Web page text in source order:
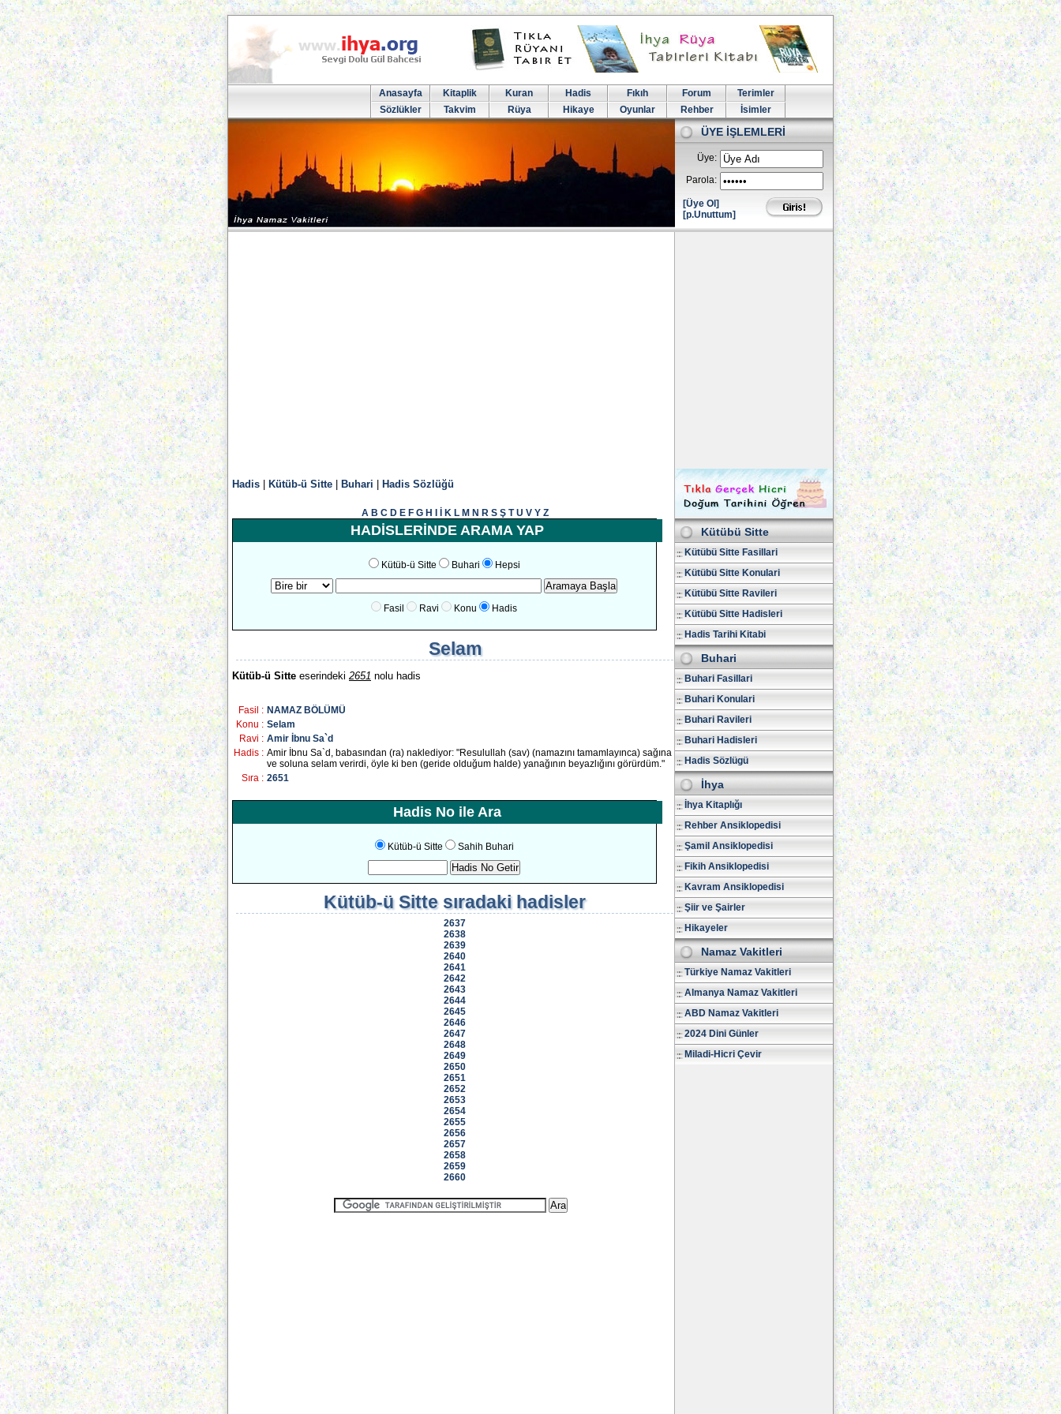
Anasayfa Kitaplik Kuran Hadis Fıkıh Forum
Terimler
Sözlükler
Takvim Rüya Hikaye Oyunlar Rehber İsimler
ÜYE İŞLEMLERİ
Üye:
Parola:
[Üye Ol]
[p.Unuttum]
Hadis Kütüb-ü Sitte Buhari Hadis Sözlüğü
A B C D E F G H K L M N R S Ş T U V Y Z
HADİSLERİNDE ARAMA YAP
Kütüb-ü Sitte Buhari Hepsi
Fasil Ravi Konu Hadis
Selam
Kütüb-ü Sitte eserindeki 2651 nolu hadis
Fasil : NAMAZ BÖLÜMÜ
Konu : Selam
Ravi : Amir İbnu Sa`d
Hadis : Amir İbnu Sa`d, babasından (ra) naklediyor: "Resulullah (sav) (namazını tamamlayınca) sağına
ve soluna selam verirdi, öyle ki ben (geride olduğum halde) yanağının beyazlığını görürdüm."
Sıra : 2651
Hadis No ile Ara
Kütüb-ü Sitte Sahih Buhari
Kütüb-ü Sittesıradaki hadisler
2637
2638
2639
2640
2641
2642
2643
2644
2645
2646
2647
2648
2649
2650
2651
2652
2653
2654
2655
2656
2657
2658
2659
2660
Kütübü Sitte
Kütübü Sitte Fasillari
Kütübü Sitte Konulari
Kütübü Sitte Ravileri
Kütübü Sitte Hadisleri
Hadis Tarihi Kitabi
Buhari
Buhari Fasillari
Buhari Konulari
Buhari Ravileri
Buhari Hadisleri
Hadis Sözlügü
İhya
İhya Kitaplığı
Rehber Ansiklopedisi
Şamil Ansiklopedisi
Fikih Ansiklopedisi
Kavram Ansiklopedisi
Şiir ve Şairler
Hikayeler
Namaz Vakitleri
Türkiye Namaz Vakitleri
Almanya Namaz Vakitleri
ABD Namaz Vakitleri
2024 Dini Günler
Miladi-Hicri Çevir